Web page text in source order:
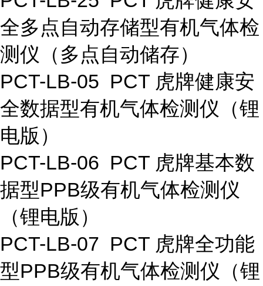
全多点自动存储型有机气体检
测仪（多点自动储存）
PCT-LB-05 PCT 虎牌健康安
全数据型有机气体检测仪（锂
电版）
PCT-LB-06 PCT 虎牌基本数
据型PPB级有机气体检测仪
（锂电版）
PCT-LB-07 PCT 虎牌全功能
型PPB级有机气体检测仪（锂